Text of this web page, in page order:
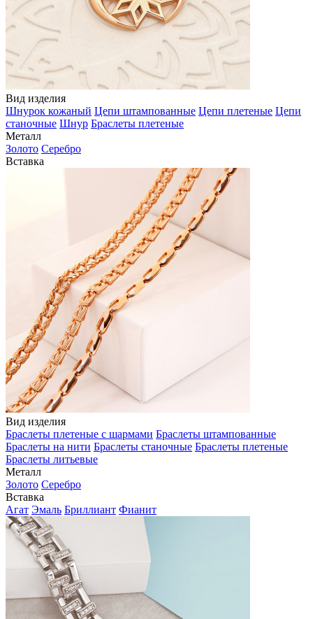
Вид изделия
Шнурок кожаный Цепи штампованные Цепи плетеные Цепи
станочные Шнур Браслеты плетеные
Металл
Золото Серебро
Вставка
Вид изделия
Браслеты плетеные с шармами Браслеты штампованные
Браслеты на нити Браслеты станочные Браслеты плетеные
Браслеты литьевые
Металл
Золото Серебро
Вставка
Агат Эмаль Бриллиант Фианит